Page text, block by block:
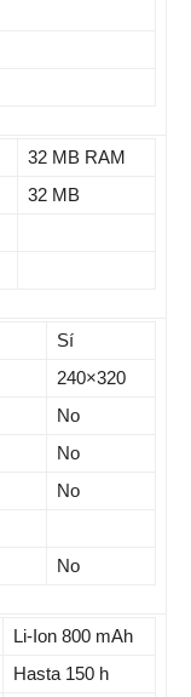
32 MB RAM
32 MB
Sí
240×320
No
No
No
No
Li-Ion 800 mAh
Hasta 150 h